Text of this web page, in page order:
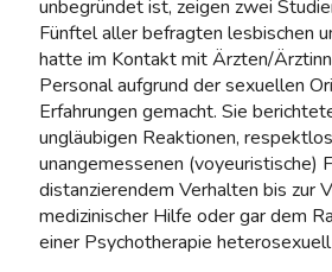
unbegründet ist, zeigen zwei
Fünftel aller befragten lesbischen
hatte im Kontakt mit Ärzten/
Personal aufgrund der sexuellen
Erfahrungen gemacht. Sie
ungläubigen Reaktionen,
unangemessenen (voyeuristische)
distanzierendem Verhalten bis zur
medizinischer Hilfe oder gar dem
einer Psychotherapie